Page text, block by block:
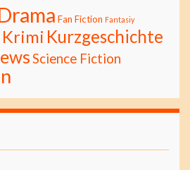
Fan Fiction Fantasiy
Krimi Kurzgeschichte
Science Fiction